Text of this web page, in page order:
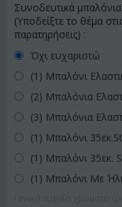
Συνοδευτικά
(Υποδείξτε το θέμα
παρατηρήσεις) :
Όχι ευχαριστώ
(1) Μπαλόνι
(2) Μπαλόνια
(3) Μπαλόνια
(1) Μπαλόνι
(1) Μπαλόνι 35εκ.
(1) Μπαλόνι Με